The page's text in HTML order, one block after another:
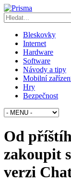
Bleskovky
Internet
Hardware
Software
Návody a tipy
Mobilní
Hry
Bezpečnost
Od
zakoupit
verzi